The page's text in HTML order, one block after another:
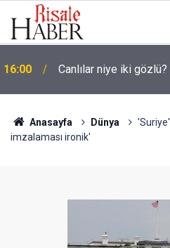
15:35 Sosyal medya,
Anasayfa Dünya
imzalaması ironik'